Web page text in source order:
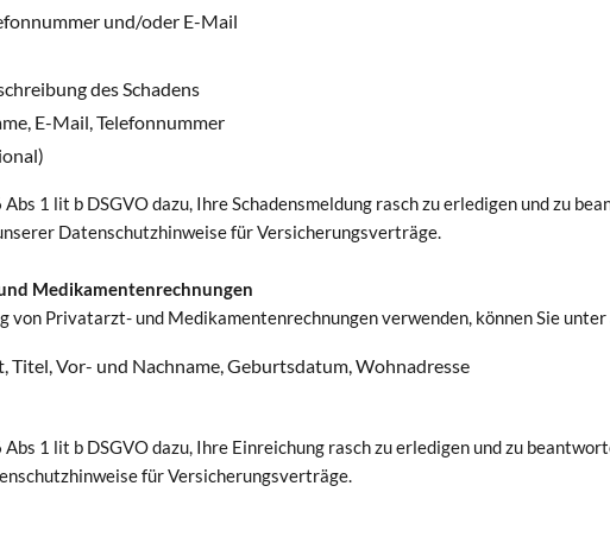
und/oder E-Mail
des Schadens
E-Mail, Telefonnummer
1 lit b DSGVO dazu, Ihre Schadensmeldung rasch zu erledigen und zu
Datenschutzhinweise für Versicherungsverträge.
Medikamentenrechnungen
von Privatarzt- und Medikamentenrechnungen verwenden, können Sie
Titel, Vor- und Nachname, Geburtsdatum, Wohnadresse
1 lit b DSGVO dazu, Ihre Einreichung rasch zu erledigen und zu
für Versicherungsverträge.